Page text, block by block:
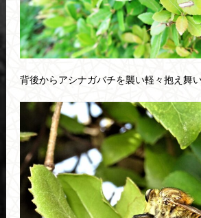
背後からアシナガバチを襲い軽々抱え舞